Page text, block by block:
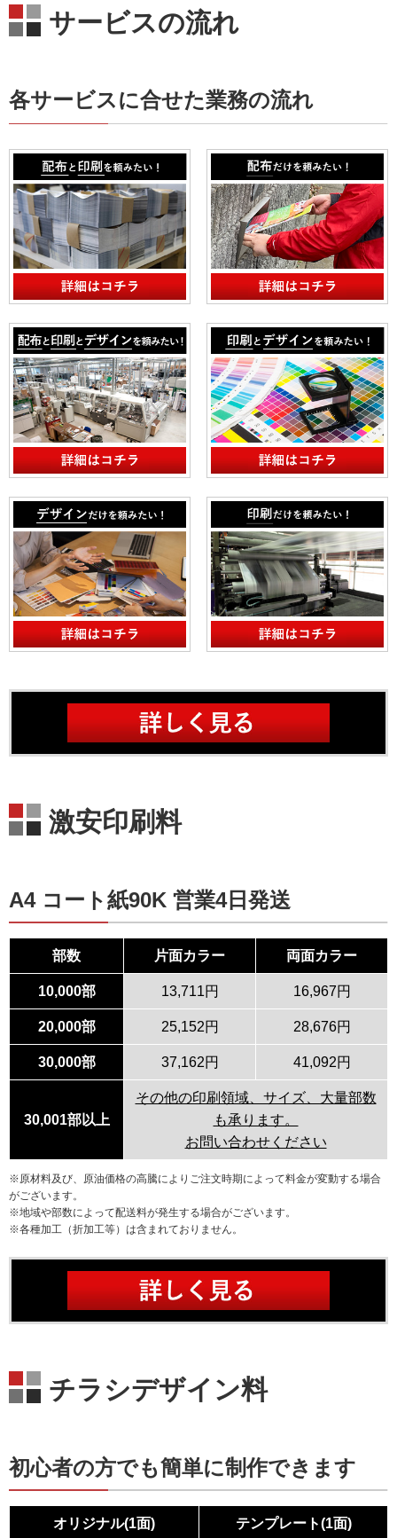
サービスの流れ
各サービスに合せた業務の流れ
激安印刷料
A4 コート紙90K 営業4日発送
部数 片面カラー 両面カラー
10,000部 13,711円 16,967円
20,000部 25,152円 28,676円
30,000部 37,162円 41,092円
30,001部以上
その他の印刷領域、サイズ、大量部数
も承ります。
お問い合わせください
※原材料及び、原油価格の高騰によりご注文時期によって料金が変動する場合
がございます。
※地域や部数によって配送料が発生する場合がございます。
※各種加工（折加工等）は含まれておりません。
チラシデザイン料
初心者の方でも簡単に制作できます
オリジナル(1面) テンプレート(1面)